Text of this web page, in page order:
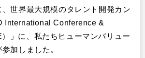
世界最大規模のタレント開発カン
International Conference &
」に、私たちヒューマンバリュー
加しました。